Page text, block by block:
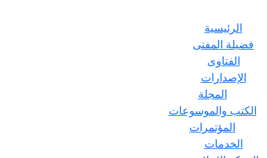
الرئيسية
فضيلة المفتى
الفتاوى
الإصدارات
المجلة
الكتب والموسوعات
المؤتمرات
الخدمات